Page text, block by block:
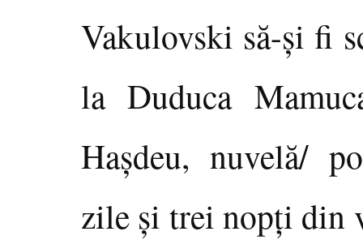
Vakulovski să-şi fi
la Duduca
Haşdeu, nuvelă/
zile şi trei nopţi din